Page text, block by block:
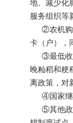
地、减少化
服务组织等
②农机购
卡（户），
③最低收
晚籼稻和粳
离政策，对
④国家继
⑤其他政